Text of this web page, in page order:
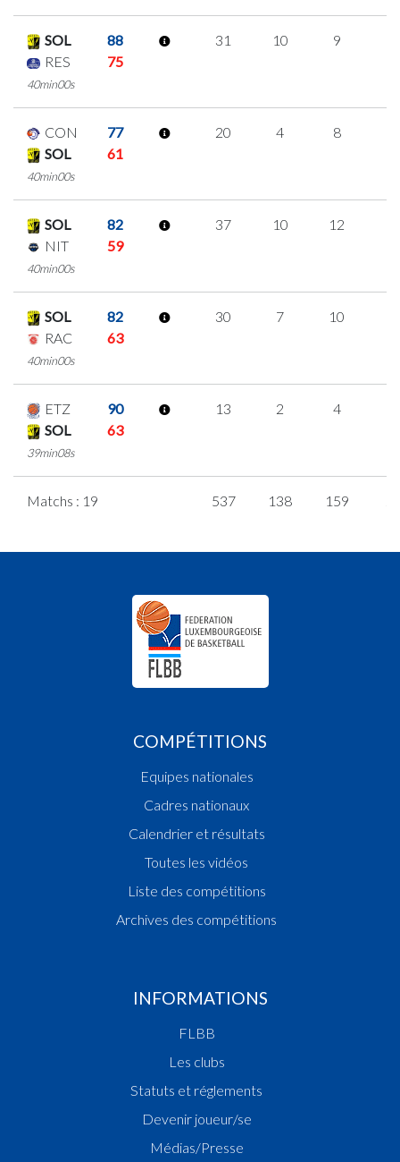
SOL
88
RES
75
40min00s
31 10 9
CON
77
SOL
61
40min00s
20 4 8
SOL
82
NIT
59
40min00s
37 10 12
SOL
82
RAC
63
40min00s
30 7 10
ETZ
90
SOL
63
39min08s
13 2 4
Matchs : 19 537 138 159
COMPÉTITIONS
Equipes nationales
Cadres nationaux
Calendrier et résultats
Toutes les vidéos
Liste des compétitions
Archives des compétitions
INFORMATIONS
FLBB
Les clubs
Statuts et réglements
Devenir joueur/se
Médias/Presse